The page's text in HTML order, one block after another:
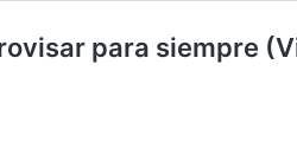
para siempre